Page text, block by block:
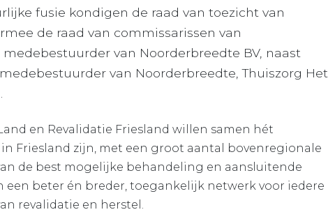
fusie kondigen de raad van toezicht van
de raad van commissarissen van
van Noorderbreedte BV, naast
van Noorderbreedte, Thuiszorg Het
en Revalidatie Friesland willen samen hét
Friesland zijn, met een groot aantal bovenregionale
de best mogelijke behandeling en aansluitende
een beter én breder, toegankelijk netwerk voor iedere
revalidatie en herstel.